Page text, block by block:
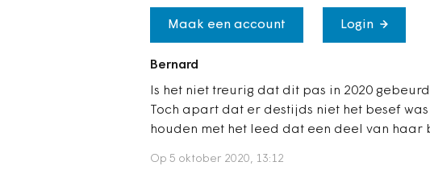
Maak een account Login
Bernard
Is het niet treurig dat dit pas in 2020
Toch apart dat er destijds niet het besef
houden met het leed dat een deel van haar
Op 5 oktober 2020, 13:12